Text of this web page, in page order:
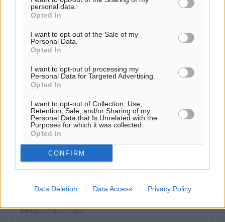
personal data.
Opted In
I want to opt-out of the Sale of my
Personal Data.
Opted In
I want to opt-out of processing my
Personal Data for Targeted Advertising.
Opted In
I want to opt-out of Collection, Use,
Retention, Sale, and/or Sharing of my
Personal Data that Is Unrelated with the
Purposes for which it was collected.
Opted In
CONFIRM
Data Deletion Data Access Privacy Policy
Ροή ειδήσεων
Καιρός «hot – dry – windy» τις επόμενες 48 ώρες στη
Ειδήσεις• πριν 7 ώρες